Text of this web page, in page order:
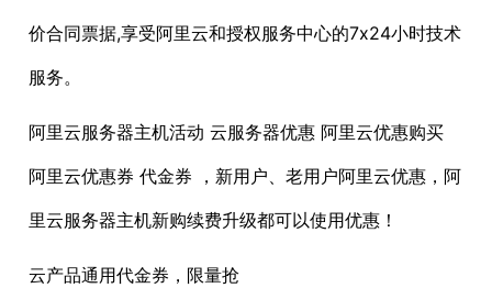
价合同票据,享受阿里云和授权服务中心的7x24小时技术
服务。
阿里云服务器主机活动 云服务器优惠 阿里云优惠购买
阿里云优惠券 代金券 ，新用户、老用户阿里云优惠，阿
里云服务器主机新购续费升级都可以使用优惠！
云产品通用代金券，限量抢